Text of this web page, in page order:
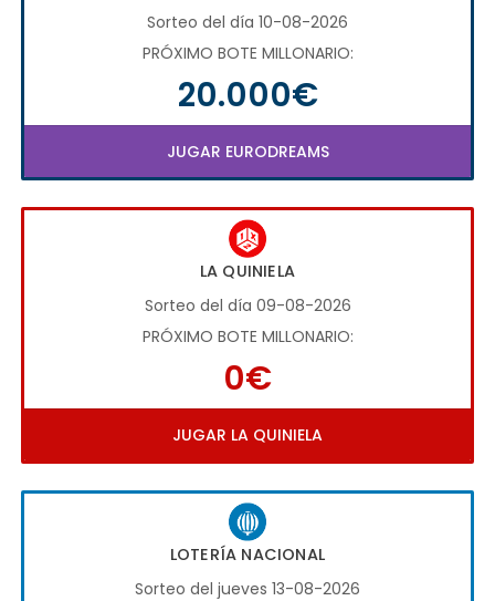
Sorteo del día 10-08-2026
PRÓXIMO BOTE MILLONARIO:
20.000€
JUGAR EURODREAMS
LA QUINIELA
Sorteo del día 09-08-2026
PRÓXIMO BOTE MILLONARIO:
0€
JUGAR LA QUINIELA
LOTERÍA NACIONAL
Sorteo del jueves 13-08-2026